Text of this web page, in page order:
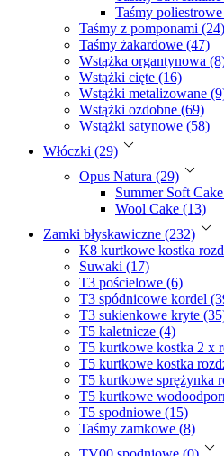
Taśmy
Taśmy z pomponami (24)
Taśmy żakardowe (47)
Wstążka organtynowa
Wstążki cięte (16)
Wstążki metalizowane
Wstążki ozdobne (69)
Wstążki satynowe (58)
Włóczki (29)
Opus Natura (29)
Summer Soft
Wool Cake (13)
Zamki błyskawiczne (232)
K8 kurtkowe kostka
Suwaki (17)
T3 pościelowe (6)
T3 spódnicowe kordel
T3 sukienkowe kryte
T5 kaletnicze (4)
T5 kurtkowe kostka 2 x
T5 kurtkowe kostka
T5 kurtkowe sprężynka
T5 kurtkowe
T5 spodniowe (15)
Taśmy zamkowe (8)